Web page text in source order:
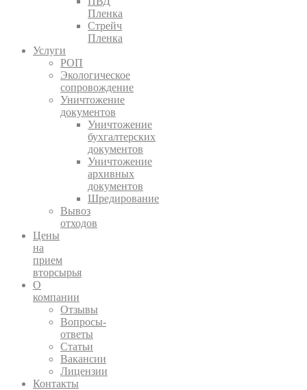
Пленка
Стрейч
Пленка
Услуги
РОП
Экологическое
сопровождение
Уничтожение
документов
Уничтожение
бухгалтерских
документов
Уничтожение
архивных
документов
Шредирование
Вывоз
отходов
Цены
на
прием
вторсырья
О
компании
Отзывы
Вопросы-
ответы
Статьи
Вакансии
Лицензии
Контакты